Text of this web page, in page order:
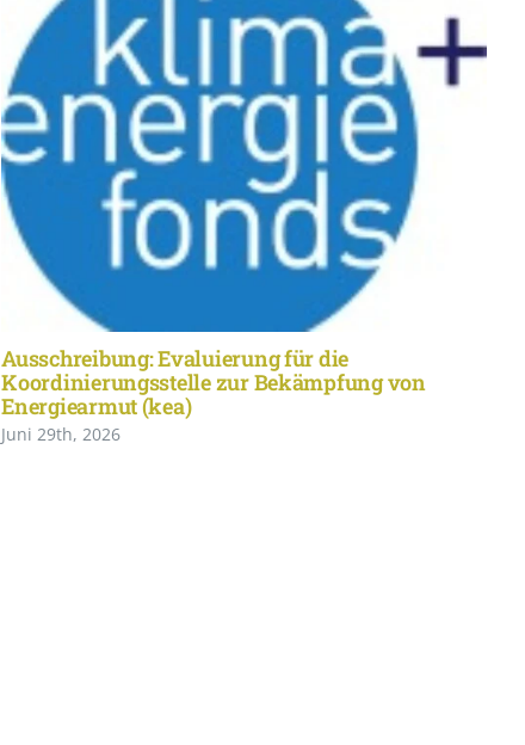
Ausschreibung: Evaluierung für die
Koordinierungsstelle zur Bekämpfung von
Energiearmut (kea)
Juni 29th, 2026